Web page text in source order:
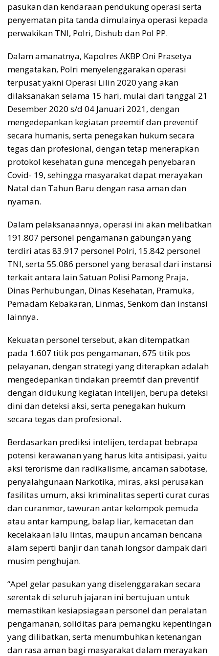
pasukan dan kendaraan pendukung operasi serta
penyematan pita tanda dimulainya operasi kepada
perwakikan TNI, Polri, Dishub dan Pol PP.
Dalam amanatnya, Kapolres AKBP Oni Prasetya
mengatakan, Polri menyelenggarakan operasi
terpusat yakni Operasi Lilin 2020 yang akan
dilaksanakan selama 15 hari, mulai dari tanggal 21
Desember 2020 s/d 04 Januari 2021, dengan
mengedepankan kegiatan preemtif dan preventif
secara humanis, serta penegakan hukum secara
tegas dan profesional, dengan tetap menerapkan
protokol kesehatan guna mencegah penyebaran
Covid- 19, sehingga masyarakat dapat merayakan
Natal dan Tahun Baru dengan rasa aman dan
nyaman.
Dalam pelaksanaannya, operasi ini akan melibatkan
191.807 personel pengamanan gabungan yang
terdiri atas 83.917 personel Polri, 15.842 personel
TNI, serta 55.086 personel yang berasal dari instansi
terkait antara lain Satuan Polisi Pamong Praja,
Dinas Perhubungan, Dinas Kesehatan, Pramuka,
Pemadam Kebakaran, Linmas, Senkom dan instansi
lainnya.
Kekuatan personel tersebut, akan ditempatkan
pada 1.607 titik pos pengamanan, 675 titik pos
pelayanan, dengan strategi yang diterapkan adalah
mengedepankan tindakan preemtif dan preventif
dengan didukung kegiatan intelijen, berupa deteksi
dini dan deteksi aksi, serta penegakan hukum
secara tegas dan profesional.
Berdasarkan prediksi intelijen, terdapat bebrapa
potensi kerawanan yang harus kita antisipasi, yaitu
aksi terorisme dan radikalisme, ancaman sabotase,
penyalahgunaan Narkotika, miras, aksi perusakan
fasilitas umum, aksi kriminalitas seperti curat curas
dan curanmor, tawuran antar kelompok pemuda
atau antar kampung, balap liar, kemacetan dan
kecelakaan lalu lintas, maupun ancaman bencana
alam seperti banjir dan tanah longsor dampak dari
musim penghujan.
“Apel gelar pasukan yang diselenggarakan secara
serentak di seluruh jajaran ini bertujuan untuk
memastikan kesiapsiagaan personel dan peralatan
pengamanan, soliditas para pemangku kepentingan
yang dilibatkan, serta menumbuhkan ketenangan
dan rasa aman bagi masyarakat dalam merayakan